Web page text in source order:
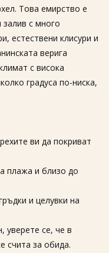
Това емирство е
с много
естествени клисури и
верига
с висока
градуса по-ниска,
ви да покриват
плажа и близо до
и целувки на
уверете се, че в
счита за обида.